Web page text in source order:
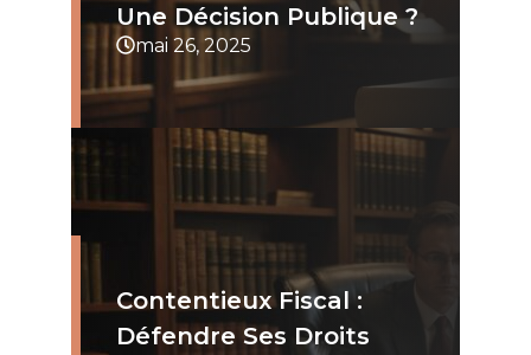
Une Décision Publique ?
mai 26, 2025
Contentieux Fiscal :
Défendre Ses Droits